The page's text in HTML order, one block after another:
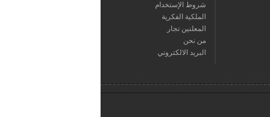
شروط الإستخدام
الملكية الفكرية
المعلنين تجار
من نحن
البريد الالكتروني